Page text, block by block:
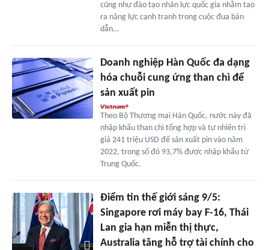
cũng như đào tạo nhân lực quốc gia nhằm tạo
ra năng lực cạnh tranh trong cuộc đua bán
dẫn…
Doanh nghiệp Hàn Quốc đa dạng
hóa chuỗi cung ứng than chì để
sản xuất pin
Theo Bộ Thương mại Hàn Quốc, nước này đã
nhập khẩu than chì tổng hợp và tự nhiên trị
giá 241 triệu USD để sản xuất pin vào năm
2022, trong số đó 93,7% được nhập khẩu từ
Trung Quốc.
Điểm tin thế giới sáng 9/5:
Singapore rơi máy bay F-16, Thái
Lan gia hạn miễn thị thực,
Australia tăng hỗ trợ tài chính cho